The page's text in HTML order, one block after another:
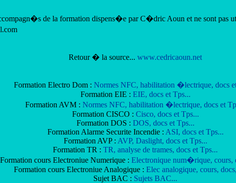
de la formation dispens�e par C�dric Aoun et ne sont pas
Retour � la source... www.cedricaoun.net
Formation Electro Dom : Normes NFC, habilitation �lectrique, docs
Formation EIE : EIE, docs et Tps...
Formation AVM : Normes NFC, habilitation �lectrique, docs et
Formation CISCO : Cisco, docs et Tps...
Formation DOS : DOS, docs et Tps...
Formation Alarme Securite Incendie : ASI, docs et Tps...
Formation AVP : AVP, Daslight, docs et Tps...
Formation TR : TR, analyse de trames, docs et Tps...
Formation cours Electroniue Numerique : Electronique num�rique, cours,
Formation cours Electroniue Analogique : Elec analogique, cours,
Sujet BAC : Sujets BAC...